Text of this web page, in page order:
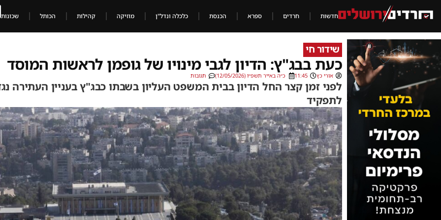
חדשות חרדים ספרא הכנסת כלכלה ונדל"ן מוזיקה קהילות הכותל שכונות
שידור חי
כעת בבג"ץ: הדיון לגבי מינויו של גופמן לראשות המוסד
אורי כץ 11:45 כ״ה באייר תשפ״ו (12/05/2026) תגובות
לפני זמן קצר החל הדיון בבית המשפט העליון בשבתו כבג"ץ בעניין העתירה
לתפקיד